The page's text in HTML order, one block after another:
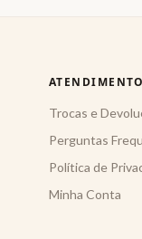
ATENDIMENTO
Trocas e
Perguntas
Política de
Minha Conta